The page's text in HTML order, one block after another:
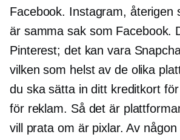
Facebook. Instagram, återigen
är samma sak som Facebook.
Pinterest; det kan vara
vilken som helst av de olika
du ska sätta in ditt kreditkort
för reklam. Så det är
vill prata om är pixlar. Av